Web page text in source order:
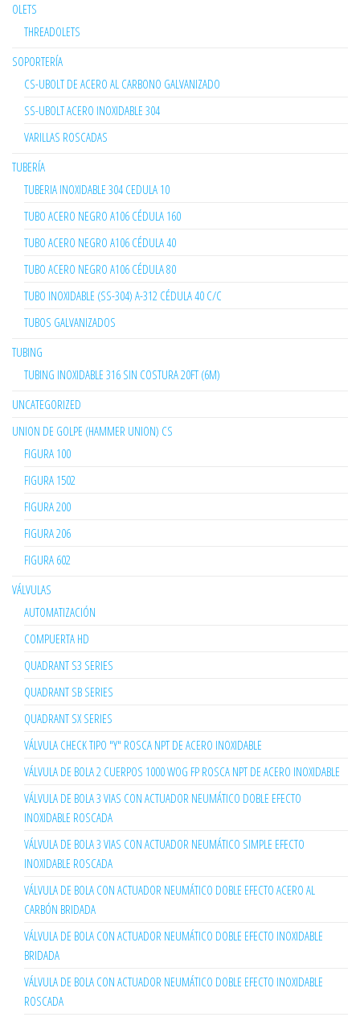
OLETS
THREADOLETS
SOPORTERÍA
CS-UBOLT DE ACERO AL CARBONO GALVANIZADO
SS-UBOLT ACERO INOXIDABLE 304
VARILLAS ROSCADAS
TUBERÍA
TUBERIA INOXIDABLE 304 CEDULA 10
TUBO ACERO NEGRO A106 CÉDULA 160
TUBO ACERO NEGRO A106 CÉDULA 40
TUBO ACERO NEGRO A106 CÉDULA 80
TUBO INOXIDABLE (SS-304) A-312 CÉDULA 40 C/C
TUBOS GALVANIZADOS
TUBING
TUBING INOXIDABLE 316 SIN COSTURA 20FT (6M)
UNCATEGORIZED
UNION DE GOLPE (HAMMER UNION) CS
FIGURA 100
FIGURA 1502
FIGURA 200
FIGURA 206
FIGURA 602
VÁLVULAS
AUTOMATIZACIÓN
COMPUERTA HD
QUADRANT S3 SERIES
QUADRANT SB SERIES
QUADRANT SX SERIES
VÁLVULA CHECK TIPO "Y" ROSCA NPT DE ACERO INOXIDABLE
VÁLVULA DE BOLA 2 CUERPOS 1000 WOG FP ROSCA NPT DE ACERO INOXIDABLE
VÁLVULA DE BOLA 3 VIAS CON ACTUADOR NEUMÁTICO DOBLE EFECTO
INOXIDABLE ROSCADA
VÁLVULA DE BOLA 3 VIAS CON ACTUADOR NEUMÁTICO SIMPLE EFECTO
INOXIDABLE ROSCADA
VÁLVULA DE BOLA CON ACTUADOR NEUMÁTICO DOBLE EFECTO ACERO AL
CARBÓN BRIDADA
VÁLVULA DE BOLA CON ACTUADOR NEUMÁTICO DOBLE EFECTO INOXIDABLE
BRIDADA
VÁLVULA DE BOLA CON ACTUADOR NEUMÁTICO DOBLE EFECTO INOXIDABLE
ROSCADA